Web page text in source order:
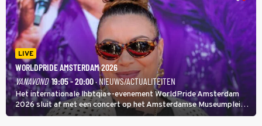
LIVE
WORLDPRIDE AMSTERDAM 2026
VANAVOND 19:05 - 20:00· NIEUWS/ACTUALITEITEN
Het internationale lhbtqia+-evenement WorldPride Amsterdam
2026 sluit af met een concert op het Amsterdamse Museumplein.
Anita Doth is een van de optredende artiesten. In de jaren 90